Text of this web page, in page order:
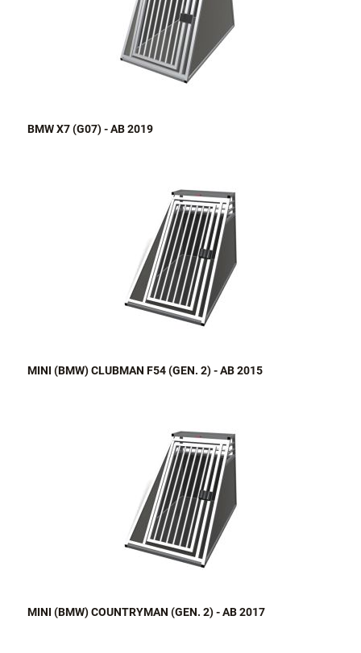
BMW X7 (G07) - AB 2019
MINI (BMW) CLUBMAN F54 (GEN. 2) - AB 2015
MINI (BMW) COUNTRYMAN (GEN. 2) - AB 2017